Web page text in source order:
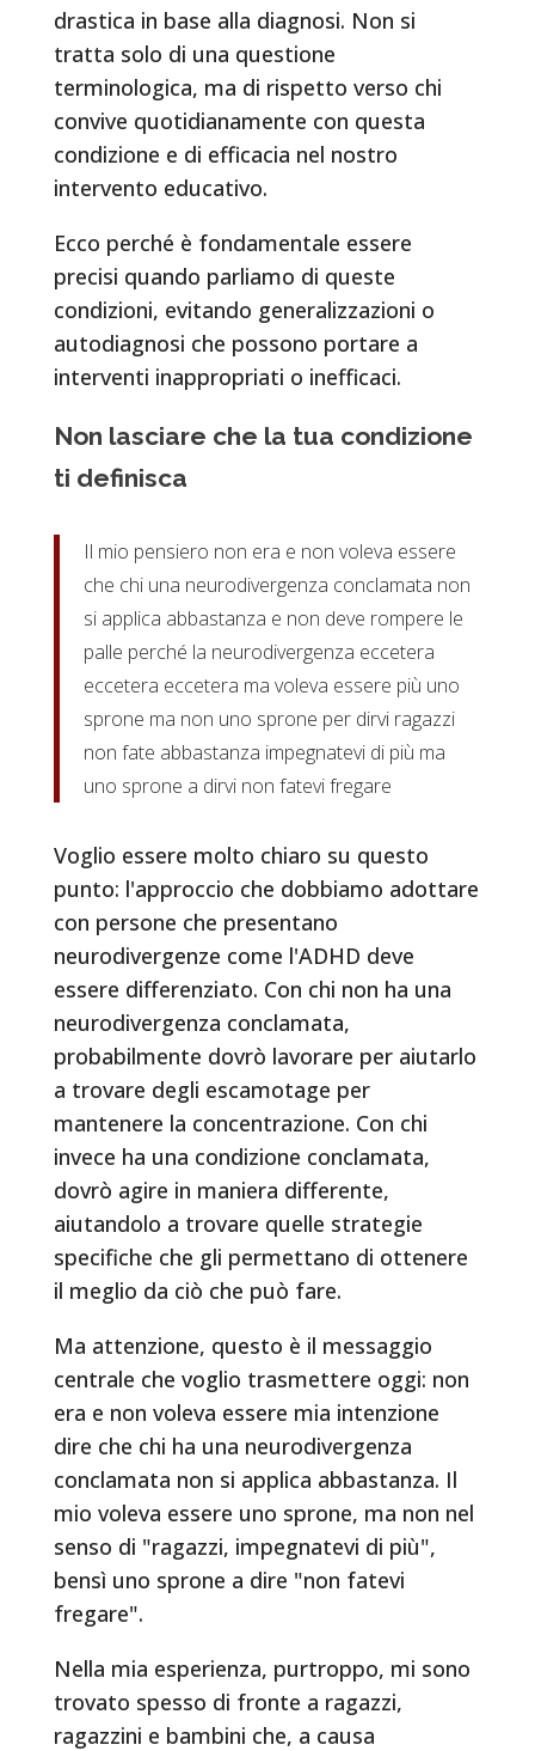
drastica in base alla diagnosi. Non si
tratta solo di una questione
terminologica, ma di rispetto verso chi
convive quotidianamente con questa
condizione e di efficacia nel nostro
intervento educativo.
Ecco perché è fondamentale essere
precisi quando parliamo di queste
condizioni, evitando generalizzazioni o
autodiagnosi che possono portare a
interventi inappropriati o inefficaci.
Non lasciare che la tua condizione
ti definisca
Il mio pensiero non era e non voleva essere
che chi una neurodivergenza conclamata non
si applica abbastanza e non deve rompere le
palle perché la neurodivergenza eccetera
eccetera eccetera ma voleva essere più uno
sprone ma non uno sprone per dirvi ragazzi
non fate abbastanza impegnatevi di più ma
uno sprone a dirvi non fatevi fregare
Voglio essere molto chiaro su questo
punto: l'approccio che dobbiamo adottare
con persone che presentano
neurodivergenze come l'ADHD deve
essere differenziato. Con chi non ha una
neurodivergenza conclamata,
probabilmente dovrò lavorare per aiutarlo
a trovare degli escamotage per
mantenere la concentrazione. Con chi
invece ha una condizione conclamata,
dovrò agire in maniera differente,
aiutandolo a trovare quelle strategie
specifiche che gli permettano di ottenere
il meglio da ciò che può fare.
Ma attenzione, questo è il messaggio
centrale che voglio trasmettere oggi: non
era e non voleva essere mia intenzione
dire che chi ha una neurodivergenza
conclamata non si applica abbastanza. Il
mio voleva essere uno sprone, ma non nel
senso di "ragazzi, impegnatevi di più",
bensì uno sprone a dire "non fatevi
fregare".
Nella mia esperienza, purtroppo, mi sono
trovato spesso di fronte a ragazzi,
ragazzini e bambini che, a causa